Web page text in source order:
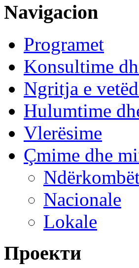
Navigacion
Programet
Konsultime
Ngritja e
Hulumtime
Vlerësime
Çmime dhe
Nacionale
Lokale
Проекти